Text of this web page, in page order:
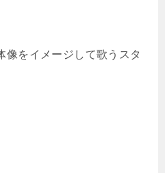
像をイメージして歌うスタ